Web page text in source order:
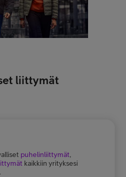
liittymät
puhelinliittymät,
kaikkiin yrityksesi